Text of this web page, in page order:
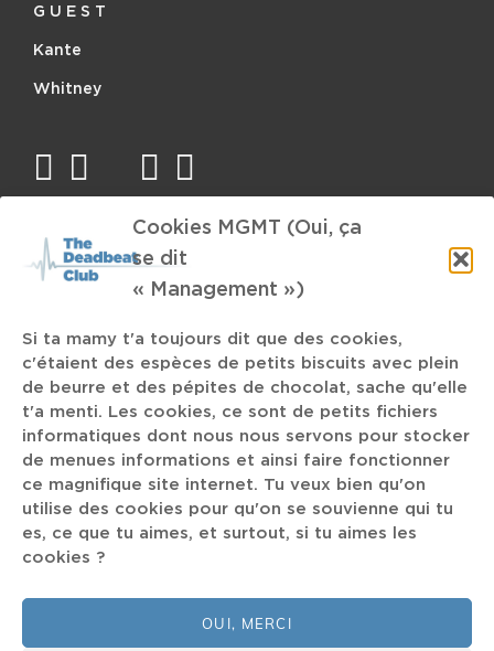
Cookies MGMT (Oui, ça
se dit
« Management »)
Si ta mamy t'a toujours dit que des cookies,
c'étaient des espèces de petits biscuits avec plein
de beurre et des pépites de chocolat, sache qu'elle
t'a menti. Les cookies, ce sont de petits fichiers
informatiques dont nous nous servons pour stocker
de menues informations et ainsi faire fonctionner
ce magnifique site internet. Tu veux bien qu'on
utilise des cookies pour qu'on se souvienne qui tu
es, ce que tu aimes, et surtout, si tu aimes les
cookies ?
OUI, MERCI
G U E S T
Kante
Whitney
facebook
twitter
mail instagram
TAGS
Greta Van Fleet The Hu Lost In Sound
chronique Damso FrancoFaune
Imperial Triumphant
Blackalicious Glints Sharon Udoh orelsan ACU.NL
Tash Sultana Zeedijk band Harry Styles
François Pirette Post-Rock
Nordmann Bààn